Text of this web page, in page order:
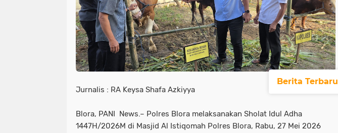
Jurnalis : RA Keysa Shafa Azkiyya
Blora, PANI News.– Polres Blora melaksanakan Sholat Idul Adha
1447H/2026M di Masjid Al Istiqomah Polres Blora, Rabu, 27 Mei 2026
Berita Terbaru